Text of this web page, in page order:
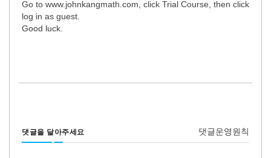
Go to www.johnkangmath.com, click Trial Course, then click
log in as guest.
Good luck.
댓글을 달아주세요 댓글운영원칙